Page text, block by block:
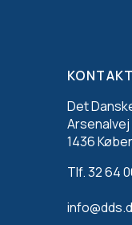
KONTAKT
Det
Arsenalvej
1436
Tlf. 32 64